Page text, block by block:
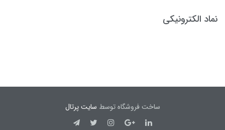
نماد الکترونیکی
ساخت فروشگاه توسط سایت پرتال